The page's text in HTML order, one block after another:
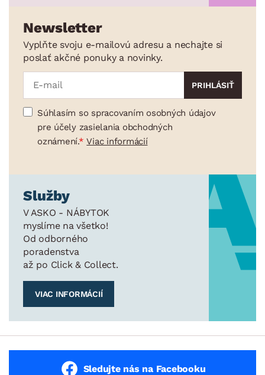
Newsletter
Vyplňte svoju e-mailovú adresu a nechajte si
poslať akčné ponuky a novinky.
Súhlasím so spracovaním osobných údajov
pre účely zasielania obchodných
oznámení.
Viac informácií
Služby
V ASKO - NÁBYTOK
myslíme na všetko!
Od odborného
poradenstva
až po Click & Collect.
VIAC INFORMÁCIÍ
Sledujte nás na Facebooku